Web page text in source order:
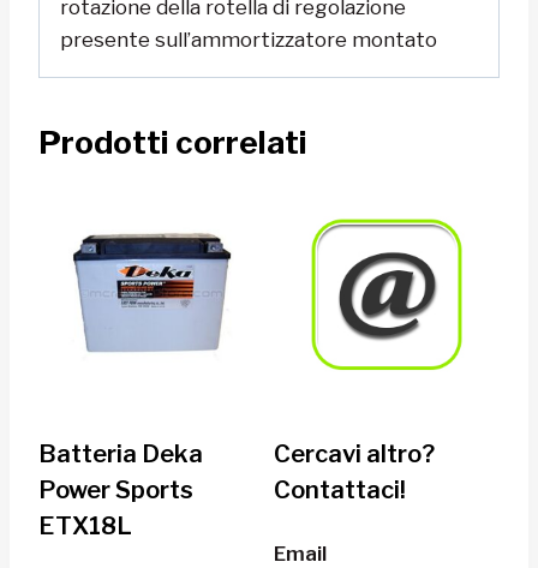
rotazione della rotella di regolazione
presente sull’ammortizzatore montato
Prodotti correlati
Batteria Deka
Power Sports
ETX18L
Cercavi altro?
Contattaci!
Email